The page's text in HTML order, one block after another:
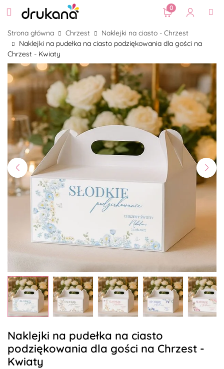
0
Strona główna Chrzest
Naklejki na ciasto - Chrzest
Naklejki na pudełka na ciasto podziękowania dla gości na
Chrzest - Kwiaty
Naklejki na pudełka na ciasto
podziękowania dla gości na Chrzest -
Kwiaty